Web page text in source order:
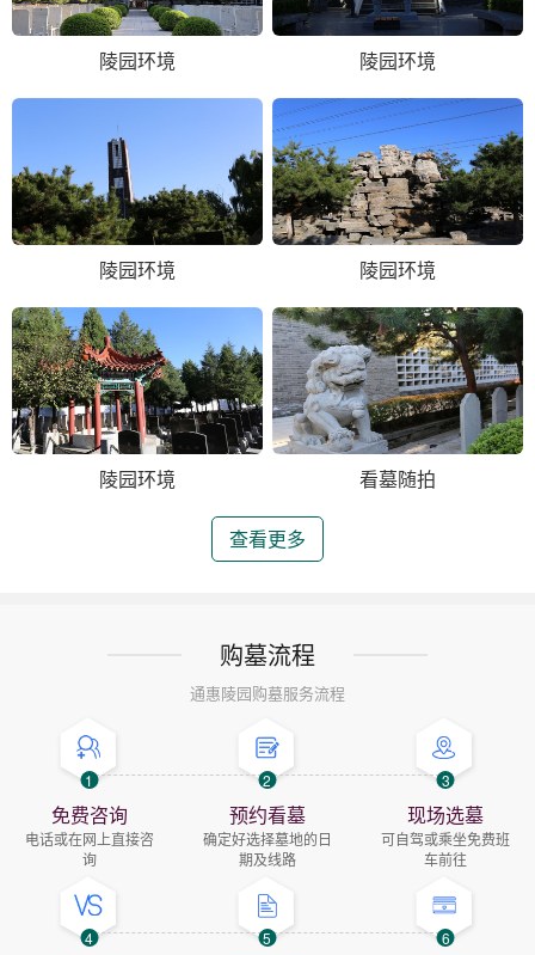
陵园环境 陵园环境
陵园环境 陵园环境
陵园环境 看墓随拍
查看更多
购墓流程
通惠陵园购墓服务流程
1
免费咨询
电话或在网上直接咨
询
2
预约看墓
确定好选择墓地的日
期及线路
3
现场选墓
可自驾或乘坐免费班
车前往
4 5 6